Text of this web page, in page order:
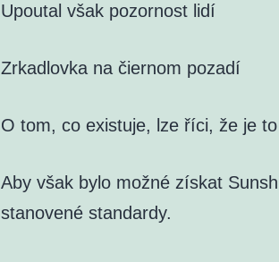
Upoutal však pozornost lidí
Zrkadlovka na čiernom pozadí
O tom, co existuje, lze říci, že je
Aby však bylo možné získat
stanovené standardy.